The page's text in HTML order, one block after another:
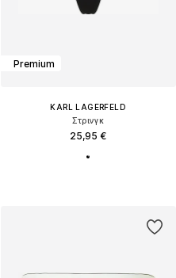
Premium
KARL LAGERFELD
Στρινγκ
25,95 €